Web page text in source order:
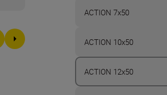
ACTION 7x50
ACTION 10x50
ACTION 12x50